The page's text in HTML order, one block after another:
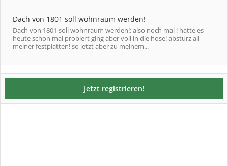
Dach von 1801 soll wohnraum werden!
Dach von 1801 soll wohnraum werden!: also noch mal ! hatte es
heute schon mal probiert ging aber voll in die hose! absturz all
meiner festplatten! so jetzt aber zu meinem...
Jetzt registrieren!